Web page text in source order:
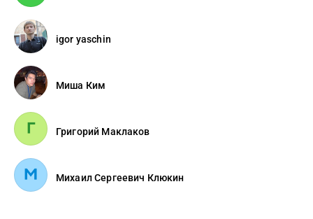
igor yaschin
Миша Ким
Григорий Маклаков
Михаил Сергеевич Клюкин